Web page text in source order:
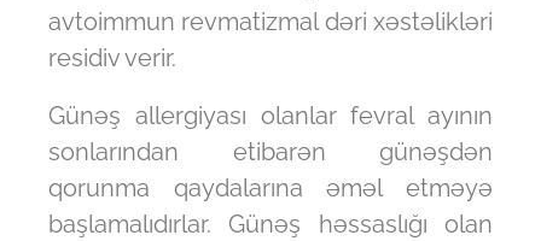
avtoimmun revmatizmal dəri xəstəlikləri
residiv verir.
Günəş allergiyası olanlar fevral ayının
sonlarından etibarən günəşdən
qorunma qaydalarına əməl etməyə
başlamalıdırlar. Günəş həssaslığı olan